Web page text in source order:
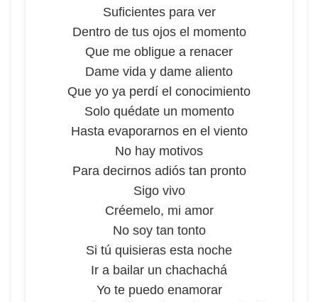
Suficientes para ver
Dentro de tus ojos el momento
Que me obligue a renacer
Dame vida y dame aliento
Que yo ya perdí el conocimiento
Solo quédate un momento
Hasta evaporarnos en el viento
No hay motivos
Para decirnos adiós tan pronto
Sigo vivo
Créemelo, mi amor
No soy tan tonto
Si tú quisieras esta noche
Ir a bailar un chachachá
Yo te puedo enamorar